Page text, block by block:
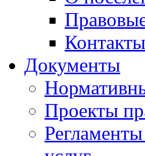
Контакты
Документы
Проекты